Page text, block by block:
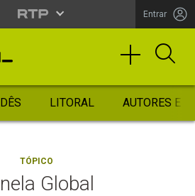
Entrar
LITORAL AUTORES
TÓPICO
Global